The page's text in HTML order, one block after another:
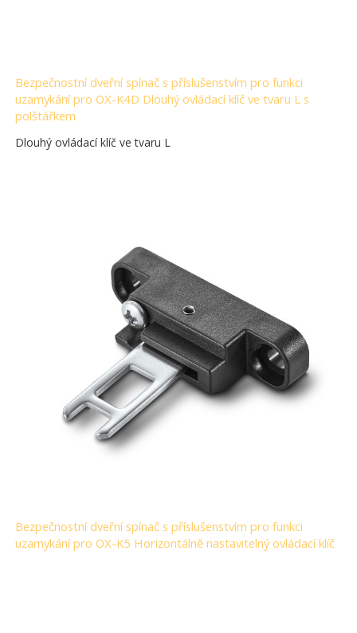
Bezpečnostní dveřní spínač s příslušenstvím pro funkci
uzamykání pro OX-K4D Dlouhý ovládací klíč ve tvaru L s
polštářkem
Dlouhý ovládací klíč ve tvaru L
Bezpečnostní dveřní spínač s příslušenstvím pro funkci
uzamykání pro OX-K5 Horizontálně nastavitelný ovládací klíč